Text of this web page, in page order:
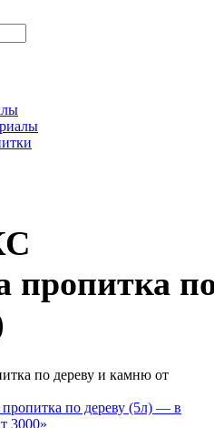
пропитка
по дереву и камню от